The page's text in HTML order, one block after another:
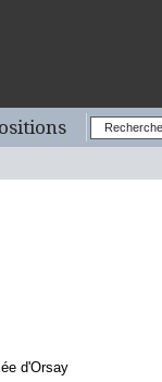
d'Orsay